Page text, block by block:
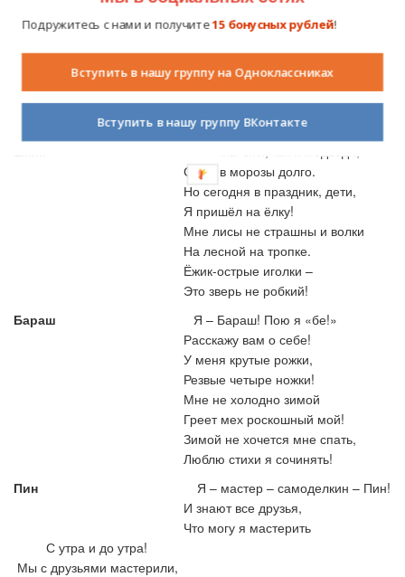
Я ж зимою дома сплю
Нет на ней игрушек только!
Мы поздравить всех пришли
С собой игрушки принесли
Спим в морозы долго.
Но сегодня в праздник, дети,
Я пришёл на ёлку!
Мне лисы не страшны и волки
На лесной на тропке.
Ёжик-острые иголки –
Это зверь не робкий!
Бараш
Я – Бараш! Пою я «бе!»
Расскажу вам о себе!
У меня крутые рожки,
Резвые четыре ножки!
Мне не холодно зимой
Греет мех роскошный мой!
Зимой не хочется мне спать,
Люблю стихи я сочинять!
Пин
Я – мастер – самоделкин – Пин!
И знают все друзья,
Что могу я мастерить
С утра и до утра!
Мы с друзьями мастерили,
Подружитесь с нами и получите15 бонусных рублей!
Вступить в нашу группу на Одноклассниках
Вступить в нашу группу ВКонтакте